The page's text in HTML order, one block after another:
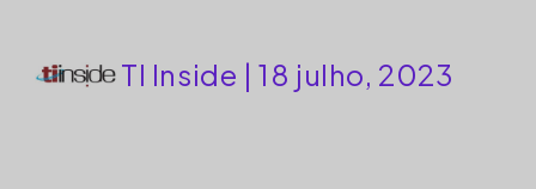
TI Inside | 18 julho, 2023